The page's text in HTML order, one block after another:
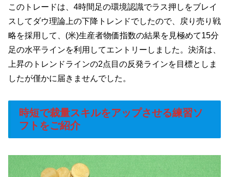
このトレードは、4時間足の環境認識でラス押しをブレイ
スしてダウ理論上の下降トレンドでしたので、戻り売り戦
略を採用して、(米)生産者物価指数の結果を見極めて15分
足の水平ラインを利用してエントリーしました。決済は、
上昇のトレンドラインの2点目の反発ラインを目標としま
したが僅かに届きませんでした。
時短で裁量スキルをアップさせる練習ソ
フトをご紹介